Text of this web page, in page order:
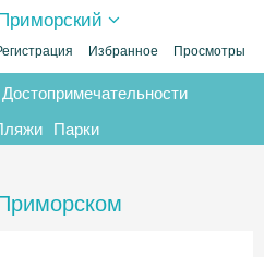
Избранное Просмотры
Достопримечательности
Парки